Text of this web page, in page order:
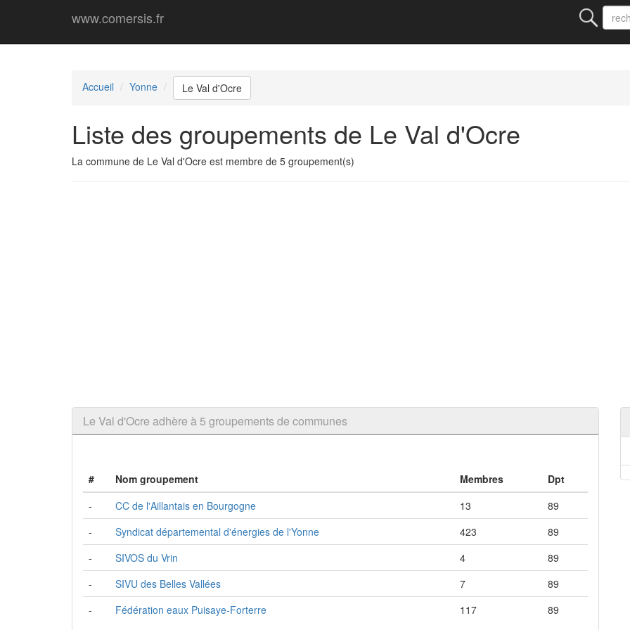
www.comersis.fr
Accueil Yonne Le Val d'Ocre
Liste des groupements de Le Val d'Ocre
La commune de Le Val d'Ocre est membre de 5 groupement(s)
Le Val d'Ocre adhère à 5 groupements de communes
# Nom groupement Membres
Dpt
-
CC de l'Aillantais en Bourgogne 13
89
-
Syndicat départemental d'énergies de l'Yonne 423
89
-
SIVOS du Vrin 4
89
-
SIVU des Belles Vallées 7
89
-
Fédération eaux Puisaye-Forterre 117 89